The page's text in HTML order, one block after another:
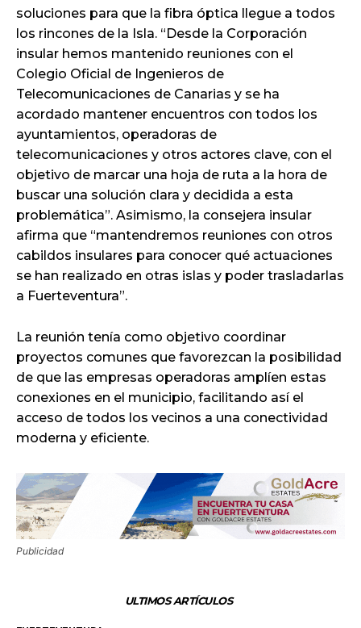
soluciones para que la fibra óptica llegue a todos
los rincones de la Isla. “Desde la Corporación
insular hemos mantenido reuniones con el
Colegio Oficial de Ingenieros de
Telecomunicaciones de Canarias y se ha
acordado mantener encuentros con todos los
ayuntamientos, operadoras de
telecomunicaciones y otros actores clave, con el
objetivo de marcar una hoja de ruta a la hora de
buscar una solución clara y decidida a esta
problemática”. Asimismo, la consejera insular
afirma que “mantendremos reuniones con otros
cabildos insulares para conocer qué actuaciones
se han realizado en otras islas y poder trasladarlas
a Fuerteventura”.
La reunión tenía como objetivo coordinar
proyectos comunes que favorezcan la posibilidad
de que las empresas operadoras amplíen estas
conexiones en el municipio, facilitando así el
acceso de todos los vecinos a una conectividad
moderna y eficiente.
Publicidad
ULTIMOS ARTÍCULOS